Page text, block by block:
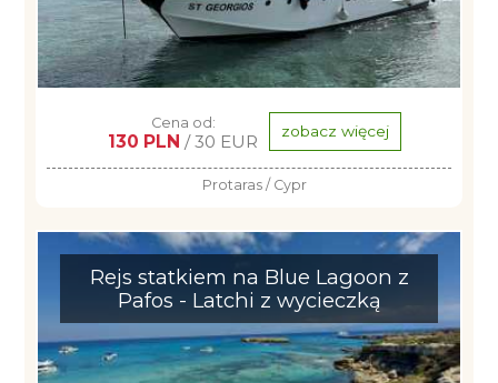
Cena od:
130 PLN / 30 EUR zobacz więcej
Protaras / Cypr
Rejs statkiem na Blue Lagoon z
Pafos - Latchi z wycieczką